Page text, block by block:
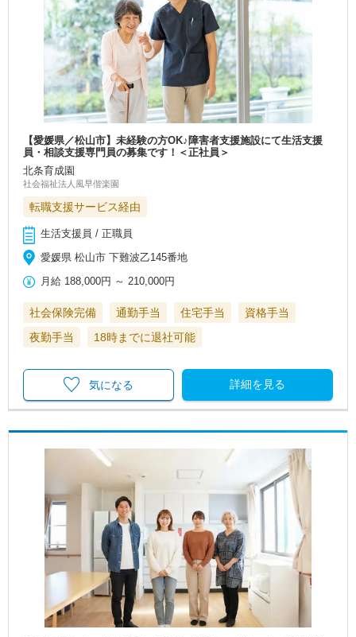
【愛媛県／松山市】未経験の方OK♪障害者支援施設にて生活支援
員・相談支援専門員の募集です！＜正社員＞
北条育成園
社会福祉法人風早偕楽園
転職支援サービス経由
生活支援員 / 正職員
愛媛県 松山市 下難波乙145番地
月給 188,000円 ～ 210,000円
社会保険完備 通勤手当 住宅手当
資格手当
夜勤手当
18時までに退社可能
詳細を見る
気になる